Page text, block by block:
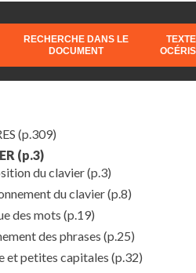
RECHERCHE DANS LE
DOCUMENT
TEXTE
(p.309)
(p.3)
du clavier(p.3)
du clavier(p.8)
des mots (p.19)
des phrases (p.25)
et petites capitales (p.32)